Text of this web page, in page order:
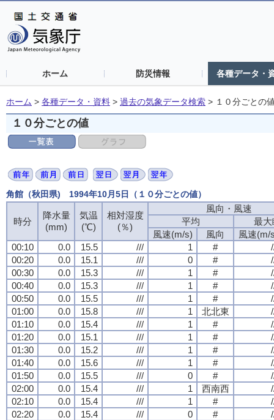
ホーム 防災情報 各種データ・
ホーム > 各種データ・資料 > 過去の気象データ検索 > １０分ごとの
１０分ごとの値
角館（秋田県) 1994年10月5日（１０分ごとの値）
時分
降水量
(mm)
気温
(℃)
相対湿度
(％)
風向・風速
平均
最大
風速(m/s)
風向
風速(m/
00:10
0.0 15.5 /// 1 #
00:20
0.0 15.1 /// 0 #
00:30
0.0 15.3 /// 1 #
00:40
0.0 15.3 /// 1 #
00:50
0.0 15.5 /// 1 #
01:00
0.0 15.8 /// 1 北北東
01:10
0.0 15.4 /// 1 #
01:20
0.0 15.1 /// 1 #
01:30
0.0 15.2 /// 1 #
01:40
0.0 15.6 /// 1 #
01:50
0.0 15.5 /// 0 #
02:00
0.0 15.4 /// 1 西南西
02:10
0.0 15.4 /// 1 #
02:20
0.0 15.4 /// 0 #